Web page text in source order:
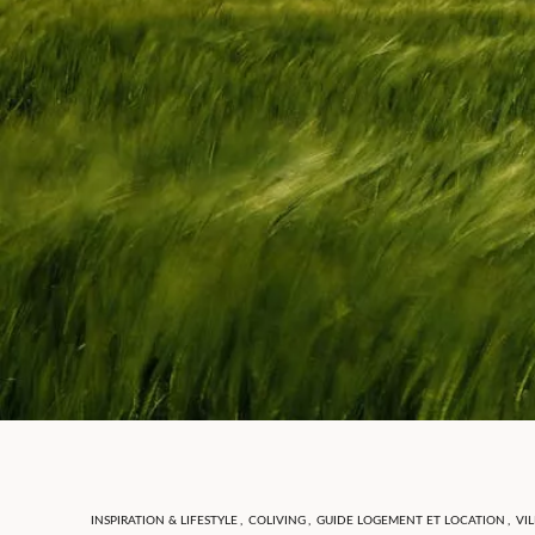
INSPIRATION & LIFESTYLE , COLIVING , GUIDE LOGEMENT ET LOCATION ,